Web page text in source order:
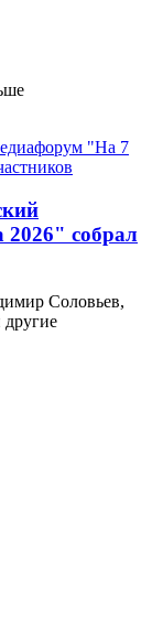
собрал
Соловьев,